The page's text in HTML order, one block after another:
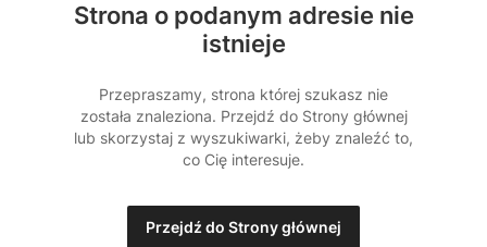
Strona o podanym adresie nie
istnieje
Przepraszamy, strona której szukasz nie
została znaleziona. Przejdź do Strony głównej
lub skorzystaj z wyszukiwarki, żeby znaleźć to,
co Cię interesuje.
Przejdź do Strony głównej